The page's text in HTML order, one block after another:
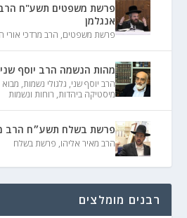
פרשת משפטים תשע"ח הרב
אנגלמן
פרשת משפטים, הרב מרדכי אורי
מהות הנשמה הרב יוסף שני
הרב יוסף שני, גלגולי נשמות,
מיסטיקה ביהדות, רוחות ונשמות
פרשת בשלח תשע״ח הרב
הרב מאיר אליהו, פרשת בשלח
רבנים מומלצים